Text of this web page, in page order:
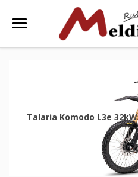
Talaria Komodo L3e 32kW